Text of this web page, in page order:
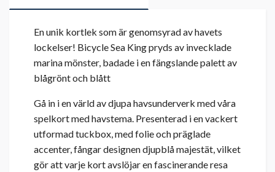
En unik kortlek som är genomsyrad av havets
lockelser! Bicycle Sea King pryds av invecklade
marina mönster, badade i en fängslande palett av
blågrönt och blått
Gå in i en värld av djupa havsunderverk med våra
spelkort med havstema. Presenterad i en vackert
utformad tuckbox, med folie och präglade
accenter, fångar designen djupblå majestät, vilket
gör att varje kort avslöjar en fascinerande resa